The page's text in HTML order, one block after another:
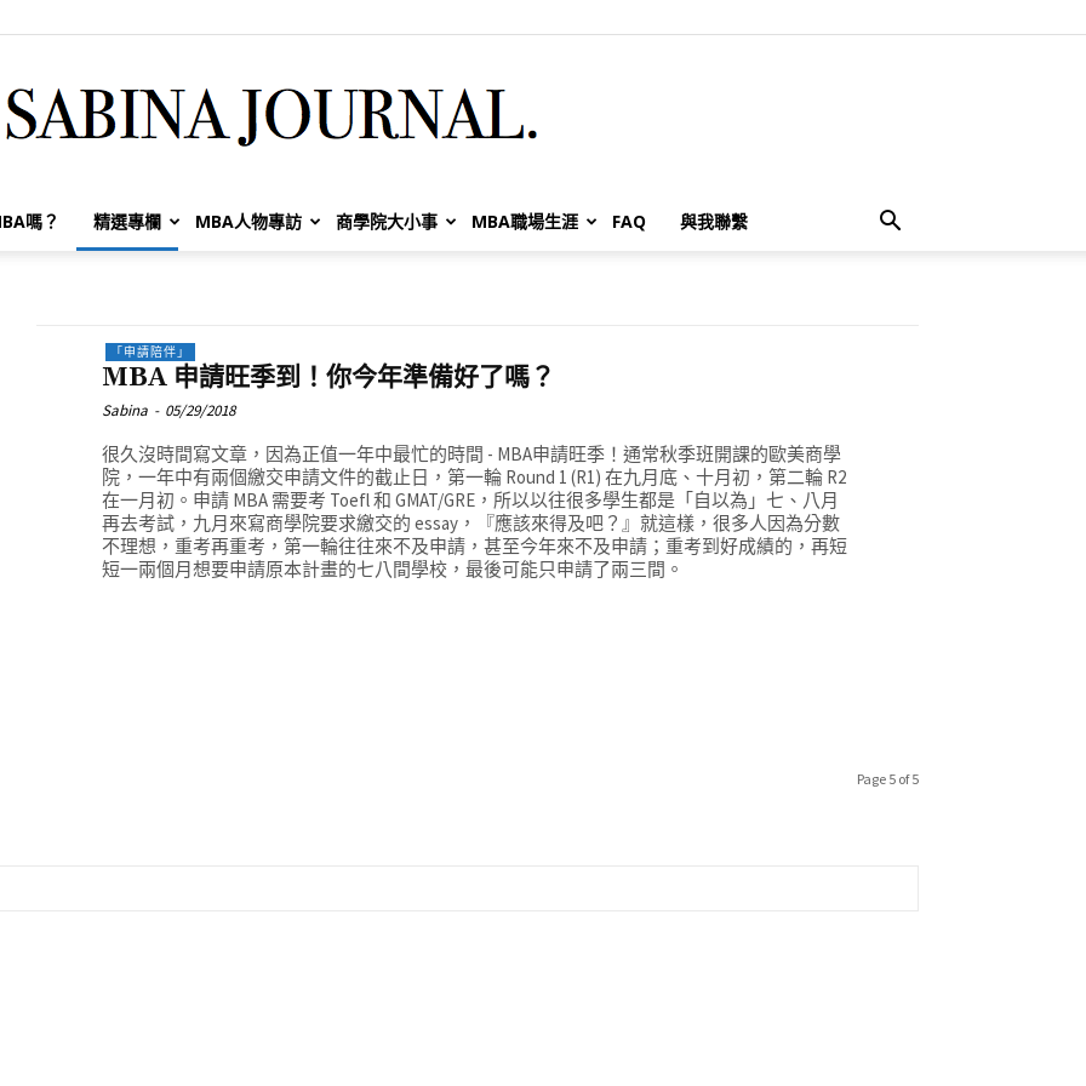
Sabina
Huang
嗎？ 精選專欄 MBA人物專訪 商學院大小事 MBA職場生涯 FAQ 與我聯繫
「申請陪伴」
MBA 申請旺季到！你今年準備好了嗎？
Sabina - 05/29/2018
很久沒時間寫文章，因為正值一年中最忙的時間 - MBA申請旺季！通常秋季班開課的歐美商學
院，一年中有兩個繳交申請文件的截止日，第一輪 Round 1 (R1) 在九月底、十月初，第二輪 R2
在一月初。申請 MBA 需要考 Toefl 和 GMAT/GRE，所以以往很多學生都是「自以為」七、八月
再去考試，九月來寫商學院要求繳交的 essay，『應該來得及吧？』就這樣，很多人因為分數
不理想，重考再重考，第一輪往往來不及申請，甚至今年來不及申請；重考到好成績的，再短
短一兩個月想要申請原本計畫的七八間學校，最後可能只申請了兩三間。
Page 5 of 5